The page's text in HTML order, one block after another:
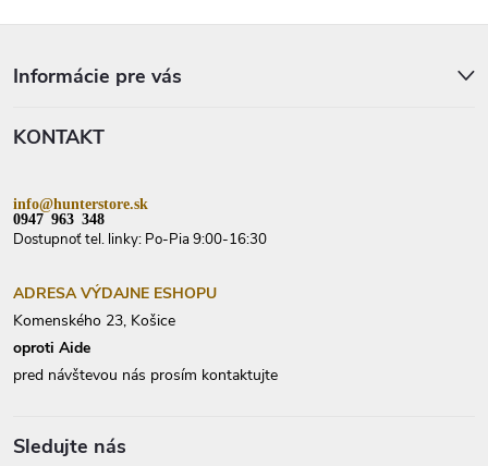
Informácie pre vás
KONTAKT
info@hunterstore.sk
0947 963 348
Dostupnoť tel. linky: Po-Pia 9:00-16:30
ADRESA VÝDAJNE ESHOPU
Komenského 23, Košice
oproti Aide
pred návštevou nás prosím kontaktujte
Sledujte nás